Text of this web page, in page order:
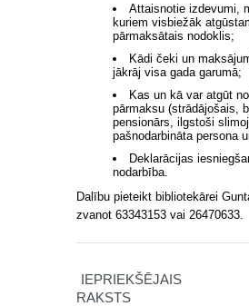
Attaisnotie izdevumi,
kuriem visbiežāk
pārmaksātais nodoklis;
Kādi čeki un
jākrāj visa gada garumā;
Kas un kā var atgūt
pārmaksu (strādājošais,
pensionārs, ilgstoši
pašnodarbināta persona
Deklarācijas
nodarbība.
Dalību pieteikt bibliotekārei
zvanot 63343153 vai 26470633.
IEPRIEKŠĒJAIS
RAKSTS